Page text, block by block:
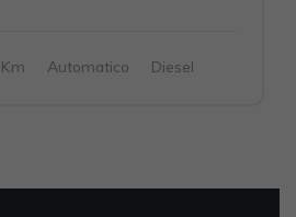
Automatico
Diesel